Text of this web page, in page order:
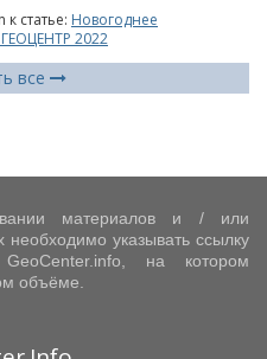
к статье: Новогоднее
2022
все
материалов и / или
необходимо указывать ссылку
на котором
объёме.